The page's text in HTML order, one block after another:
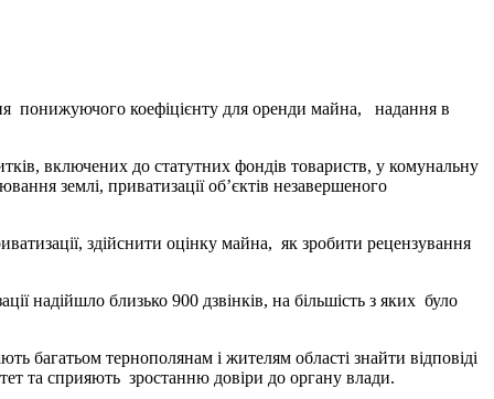
понижуючого коефіцієнту для оренди майна, надання в
включених до статутних фондів товариств, у комунальну
землі, приватизації об’єктів незавершеного
здійснити оцінку майна, як зробити рецензування
надійшло близько 900 дзвінків, на більшість з яких було
багатьом тернополянам і жителям області знайти відповіді
та сприяють зростанню довіри до органу влади.